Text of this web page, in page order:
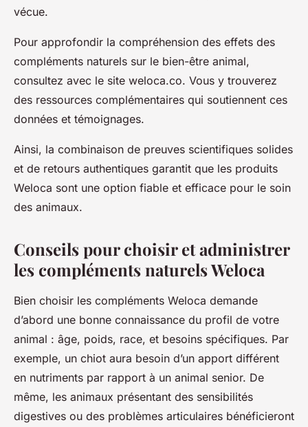
vécue.
Pour approfondir la compréhension des effets des
compléments naturels sur le bien-être animal,
consultez avec le site weloca.co. Vous y trouverez
des ressources complémentaires qui soutiennent ces
données et témoignages.
Ainsi, la combinaison de preuves scientifiques solides
et de retours authentiques garantit que les produits
Weloca sont une option fiable et efficace pour le soin
des animaux.
Conseils pour choisir et administrer
les compléments naturels Weloca
Bien choisir les compléments Weloca demande
d’abord une bonne connaissance du profil de votre
animal : âge, poids, race, et besoins spécifiques. Par
exemple, un chiot aura besoin d’un apport différent
en nutriments par rapport à un animal senior. De
même, les animaux présentant des sensibilités
digestives ou des problèmes articulaires bénéficieront